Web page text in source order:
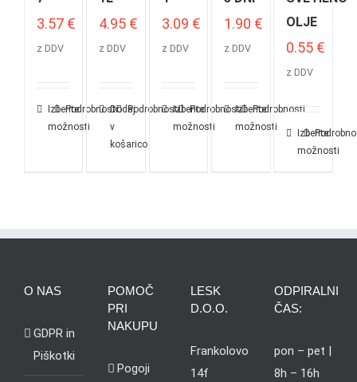
3.57 €
z DDV
Izberite
možnosti
Podrobnosti
4.95 €
z DDV
Dodaj
v
košarico
Podrobnosti
3.09 €
z DDV
Izberite
možnosti
Podrobnosti
1.90 €
z DDV
Izberite
možnosti
Podrobnosti
OLJE
0.55 €
z DDV
Izberite
možnosti
O NAS
GDPR in
Piškotki
POMOČ
PRI
NAKUPU
Pogoji
LESK
D.O.O.
Frankolovo
14f
ODPIRALNI
ČAS:
pon – pet |
8h – 16h